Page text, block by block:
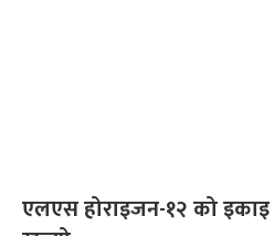
एलएस होराइजन-१२ को